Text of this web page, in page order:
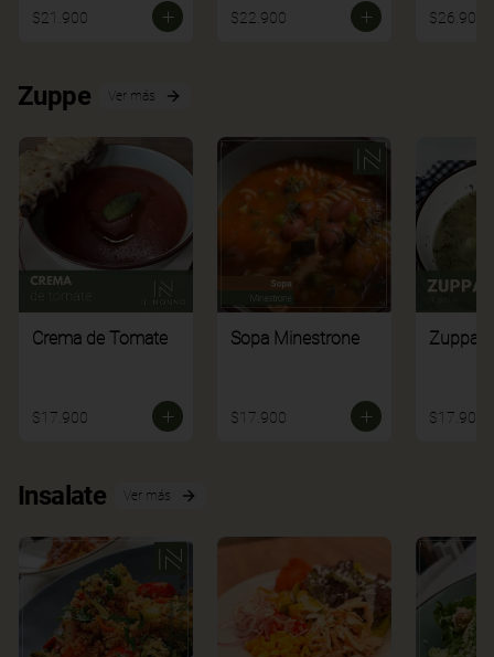
$21.900 $22.900 $26.900
Zuppe Ver más
Crema de Tomate
$17.900
Sopa Minestrone
$17.900
Zuppa
$17.900
Insalate Ver más